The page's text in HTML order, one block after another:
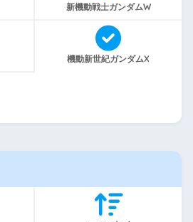
新機動戦士ガンダムW
機動新世紀ガンダムX